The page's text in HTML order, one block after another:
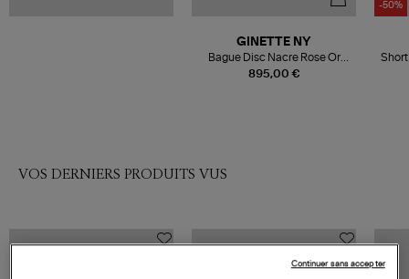
895,00 €
GINETTE NY
Bague Disc Nacre Rose Or
Blanc
-50%
VOS DERNIERS PRODUITS VUS
Continuer sans accepter